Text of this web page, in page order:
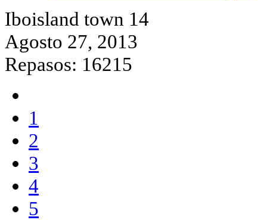
Iboisland town 14
Agosto 27, 2013
Repasos: 16215
1
2
3
4
5